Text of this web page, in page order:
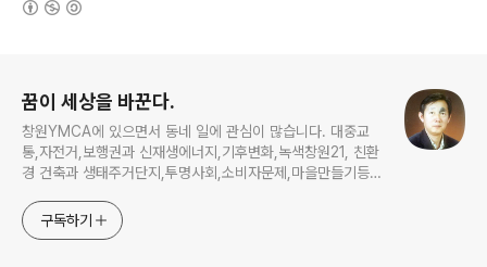
꿈이 세상을 바꾼다.
창원YMCA에 있으면서 동네 일에 관심이 많습니다. 대중교
통,자전거,보행권과 신재생에너지,기후변화,녹색창원21, 친환
경 건축과 생태주거단지,투명사회,소비자문제,마을만들기등...
구독하기